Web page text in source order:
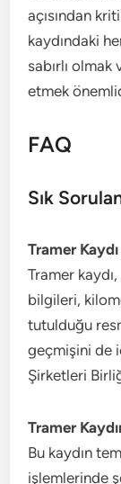
açısından
kaydındaki
sabırlı
etmek
FAQ
Sık
Tramer
Tramer
bilgileri,
tutulduğu
geçmişini de
Şirketleri
Tramer
Bu kaydın
işlemlerinde